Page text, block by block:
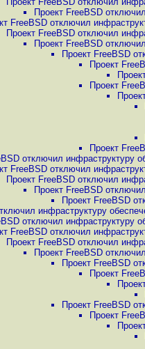
Проект FreeBSD
FreeBSD отключил
Проект FreeBSD отключил
Проект FreeBSD
Проект FreeBSD
Проект
Проект
Проект
отключил инфраструктуру
FreeBSD отключил
Проект FreeBSD отключил
Проект FreeBSD
Проект FreeBSD
инфраструктуру
отключил инфраструктуру
FreeBSD отключил
Проект FreeBSD отключил
Проект FreeBSD
Проект FreeBSD
Проект
Проект FreeBSD
Проект